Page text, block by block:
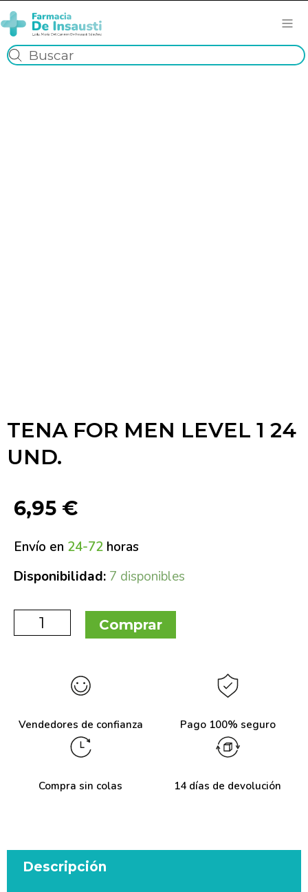
TENA FOR MEN LEVEL 1 24
UND.
6,95 €
Envío en 24-72 horas
Disponibilidad: 7 disponibles
Comprar
Vendedores de confianza Pago 100% seguro
Compra sin colas 14 días de devolución
Descripción